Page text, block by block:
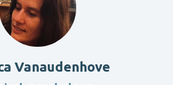
Vanaudenhove